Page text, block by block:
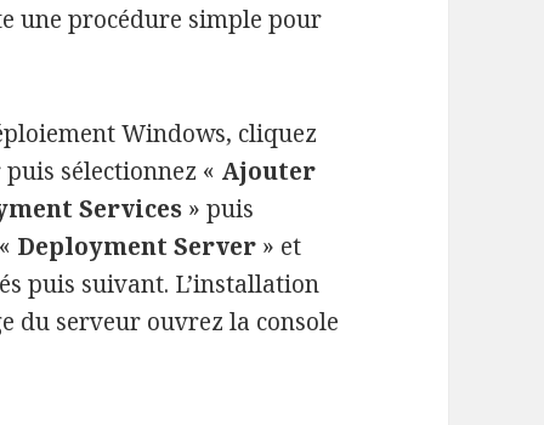
une procédure simple pour
Windows, cliquez
sélectionnez « Ajouter
Services » puis
Deployment Server » et
puis suivant. L’installation
du serveur ouvrez la console